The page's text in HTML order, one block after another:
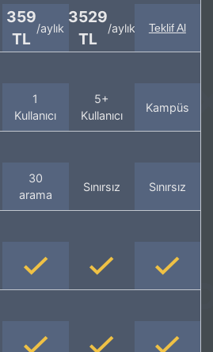
359
TL
/aylık
3529
TL
/aylık Teklif Al
1
Kullanıcı
5+
Kullanıcı
Kampüs
30
arama
Sınırsız Sınırsız